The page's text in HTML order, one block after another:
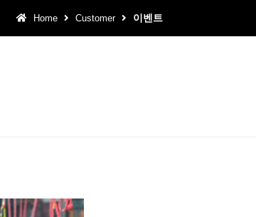
Home Customer 이벤트